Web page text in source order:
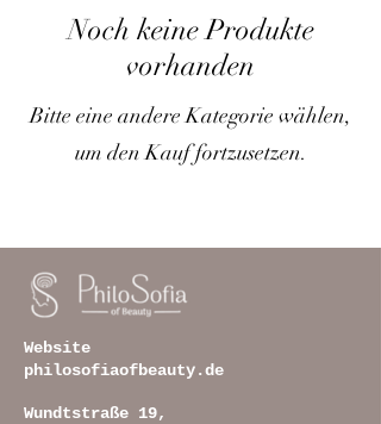
Noch keine Produkte
vorhanden
Bitte eine andere Kategorie wählen,
um den Kauf fortzusetzen.
Website
philosofiaofbeauty.de
Wundtstraße 19,